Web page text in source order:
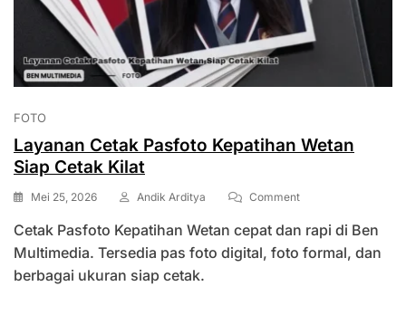
FOTO
Layanan Cetak Pasfoto Kepatihan Wetan
Siap Cetak Kilat
Mei 25, 2026 Andik Arditya CommentOn
Cetak
Pasfoto
Kepatihan
Cetak Pasfoto Kepatihan Wetan cepat dan rapi di Ben
Multimedia. Tersedia pas foto digital, foto formal, dan
berbagai ukuran siap cetak.